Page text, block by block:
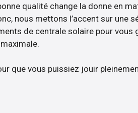
qualité change la donne en
nous mettons l’accent sur une
de centrale solaire pour vous
que vous puissiez jouir